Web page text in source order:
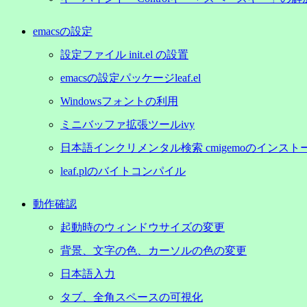
emacsの設定
設定ファイル init.el の設置
emacsの設定パッケージleaf.el
Windowsフォントの利用
ミニバッファ拡張ツールivy
日本語インクリメンタル検索 cmigemoのインスト
leaf.plのバイトコンパイル
動作確認
起動時のウィンドウサイズの変更
背景、文字の色、カーソルの色の変更
日本語入力
タブ、全角スペースの可視化